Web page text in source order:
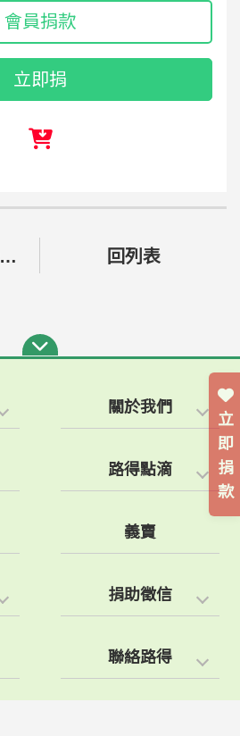
會員捐款
立即捐
為過年未返家學員，募集年菜費用 回列表
立
即
捐
款
關於我們
路得點滴
義賣
捐助徵信
聯絡路得